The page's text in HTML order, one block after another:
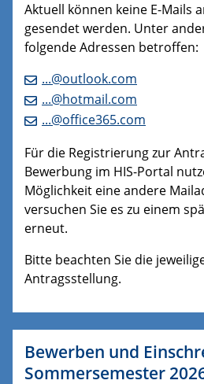
Aktuell können keine E-Mails
gesendet werden. Unter
folgende Adressen betroffen:
...@outlook.com
...@hotmail.com
...@office365.com
Für die Registrierung zur
Bewerbung im HIS-Portal
Möglichkeit eine andere
versuchen Sie es zu einem
erneut.
Bitte beachten Sie die
Antragsstellung.
Bewerben und
Sommersemester